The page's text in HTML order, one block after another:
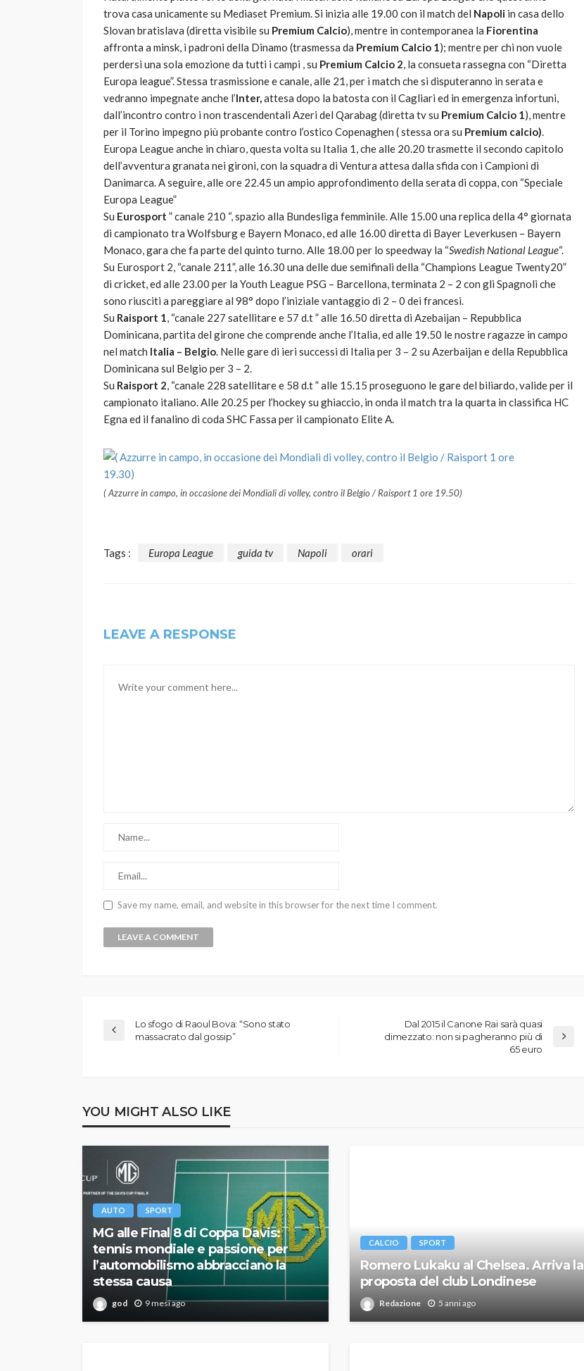
trova casa unicamente su Mediaset Premium. Si inizia alle 19.00 con il match del Napoli in casa dello
Slovan bratislava (diretta visibile su Premium Calcio), mentre in contemporanea la Fiorentina
affronta a minsk, i padroni della Dinamo (trasmessa da Premium Calcio 1); mentre per chi non vuole
perdersi una sola emozione da tutti i campi , su Premium Calcio 2, la consueta rassegna con “Diretta
Europa league”. Stessa trasmissione e canale, alle 21, per i match che si disputeranno in serata e
vedranno impegnate anche l’Inter,attesa dopo la batosta con il Cagliari ed in emergenza infortuni,
dall’incontro contro i non trascendentali Azeri del Qarabag (diretta tv su Premium Calcio 1), mentre
per il Torino impegno più probante contro l’ostico Copenaghen ( stessa ora su Premium calcio).
Europa League anche in chiaro, questa volta su Italia 1, che alle 20.20 trasmette il secondo capitolo
dell’avventura granata nei gironi, con la squadra di Ventura attesa dalla sfida con i Campioni di
Danimarca. A seguire, alle ore 22.45 un ampio approfondimento della serata di coppa, con “Speciale
Europa League”
Su Eurosport ” canale 210 “, spazio alla Bundesliga femminile. Alle 15.00 una replica della 4° giornata
di campionato tra Wolfsburg e Bayern Monaco, ed alle 16.00 diretta di Bayer Leverkusen – Bayern
Monaco, gara che fa parte del quinto turno. Alle 18.00 per lo speedway la “Swedish National League“.
Su Eurosport 2, “canale 211”, alle 16.30 una delle due semifinali della “Champions League Twenty20”
di cricket, ed alle 23.00 per la Youth League PSG – Barcellona, terminata 2 – 2 con gli Spagnoli che
sono riusciti a pareggiare al 98° dopo l’iniziale vantaggio di 2 – 0 dei francesi.
Su Raisport 1, “canale 227 satellitare e 57 d.t ” alle 16.50 diretta di Azebaijan – Repubblica
Dominicana, partita del girone che comprende anche l’Italia, ed alle 19.50 le nostre ragazze in campo
nel match Italia – Belgio. Nelle gare di ieri successi di Italia per 3 – 2 su Azerbaijan e della Repubblica
Dominicana sul Belgio per 3 – 2.
Su Raisport 2, “canale 228 satellitare e 58 d.t ” alle 15.15 proseguono le gare del biliardo, valide per il
campionato italiano. Alle 20.25 per l’hockey su ghiaccio, in onda il match tra la quarta in classifica HC
Egna ed il fanalino di coda SHC Fassa per il campionato Elite A.
( Azzurre in campo, in occasione dei Mondiali di volley, contro il Belgio / Raisport 1 ore 19.50)
Tags : Europa League guida tv Napoli orari
LEAVE A RESPONSE
Save my name, email, and website in this browser for the next time I comment.
Lo sfogo di Raoul Bova: “Sono stato
massacrato dal gossip”
Dal 2015 il Canone Rai sarà quasi
dimezzato: non si pagheranno più di
65 euro
YOU MIGHT ALSO LIKE
AUTO SPORT
MG alle Final 8 di Coppa Davis:
tennis mondiale e passione per
l’automobilismo abbracciano la
stessa causa
god 9 mesi ago
CALCIO SPORT
Romero Lukaku al Chelsea. Arriva la
proposta del club Londinese
Redazione 5 anni ago